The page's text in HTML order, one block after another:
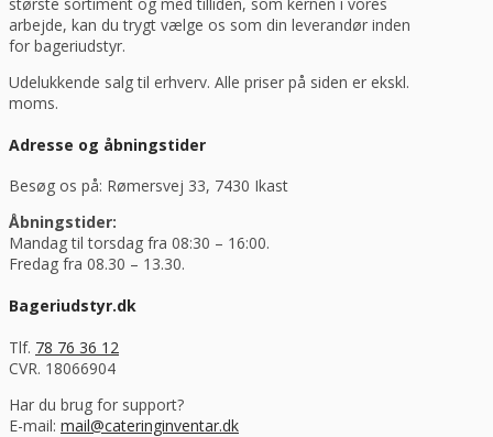
arbejde, kan du trygt vælge os som din leverandør inden
for bageriudstyr.
Udelukkende salg til erhverv. Alle priser på siden er ekskl.
moms.
Adresse og åbningstider
Besøg os på: Rømersvej 33, 7430 Ikast
Åbningstider:
Mandag til torsdag fra 08:30 – 16:00.
Fredag fra 08.30 – 13.30.
Bageriudstyr.dk
Tlf. 78 76 36 12
CVR. 18066904
Har du brug for support?
E-mail: mail@cateringinventar.dk